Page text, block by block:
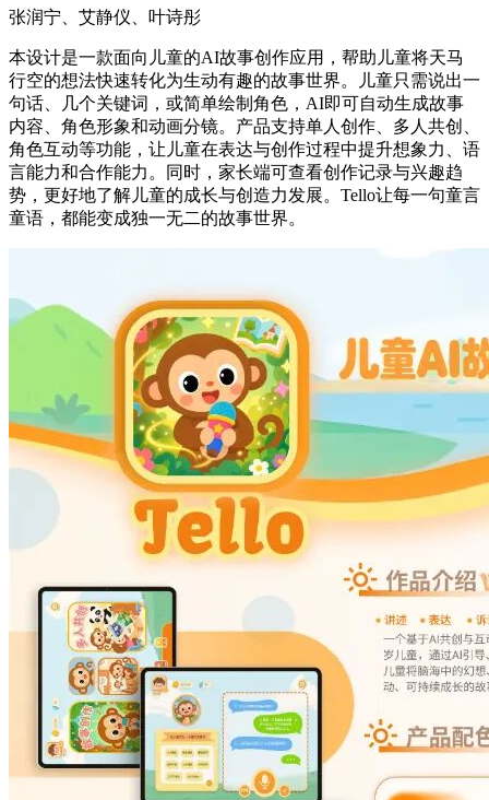
张润宁、艾静仪、叶诗彤
本设计是一款面向儿童的AI故事创作应用，帮助儿童将天马
行空的想法快速转化为生动有趣的故事世界。儿童只需说出一
句话、几个关键词，或简单绘制角色，AI即可自动生成故事
内容、角色形象和动画分镜。产品支持单人创作、多人共创、
角色互动等功能，让儿童在表达与创作过程中提升想象力、语
言能力和合作能力。同时，家长端可查看创作记录与兴趣趋
势，更好地了解儿童的成长与创造力发展。Tello让每一句童言
童语，都能变成独一无二的故事世界。